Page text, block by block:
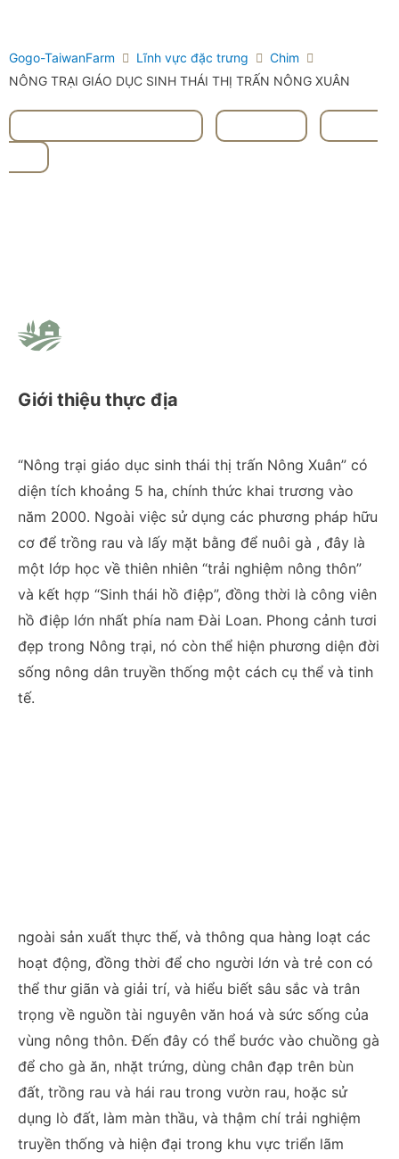
Gogo-TaiwanFarm Lĩnh vực đặc trưng
Chim
NÔNG TRẠI GIÁO DỤC SINH THÁI THỊ TRẤN NÔNG XUÂN
Giới thiệu thực địa
“Nông trại giáo dục sinh thái thị trấn Nông Xuân” có
diện tích khoảng 5 ha, chính thức khai trương vào
năm 2000. Ngoài việc sử dụng các phương pháp hữu
cơ để trồng rau và lấy mặt bằng để nuôi gà , đây là
một lớp học về thiên nhiên “trải nghiệm nông thôn”
và kết hợp “Sinh thái hồ điệp”, đồng thời là công viên
hồ điệp lớn nhất phía nam Đài Loan. Phong cảnh tươi
đẹp trong Nông trại, nó còn thể hiện phương diện đời
sống nông dân truyền thống một cách cụ thể và tinh
tế.
ngoài sản xuất thực thế, và thông qua hàng loạt các
hoạt động, đồng thời để cho người lớn và trẻ con có
thể thư giãn và giải trí, và hiểu biết sâu sắc và trân
trọng về nguồn tài nguyên văn hoá và sức sống của
vùng nông thôn. Đến đây có thể bước vào chuồng gà
để cho gà ăn, nhặt trứng, dùng chân đạp trên bùn
đất, trồng rau và hái rau trong vườn rau, hoặc sử
dụng lò đất, làm màn thầu, và thậm chí trải nghiệm
truyền thống và hiện đại trong khu vực triển lãm